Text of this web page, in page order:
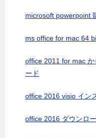
microsoft powerpoint
ms office for mac 64
office 2011 for mac
ード
office 2016 visio イン
office 2016 ダウンロ